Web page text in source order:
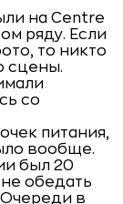
на Centre
ряду. Если
то никто
сцены.
со
питания,
вообще.
был 20
обедать
Очереди в